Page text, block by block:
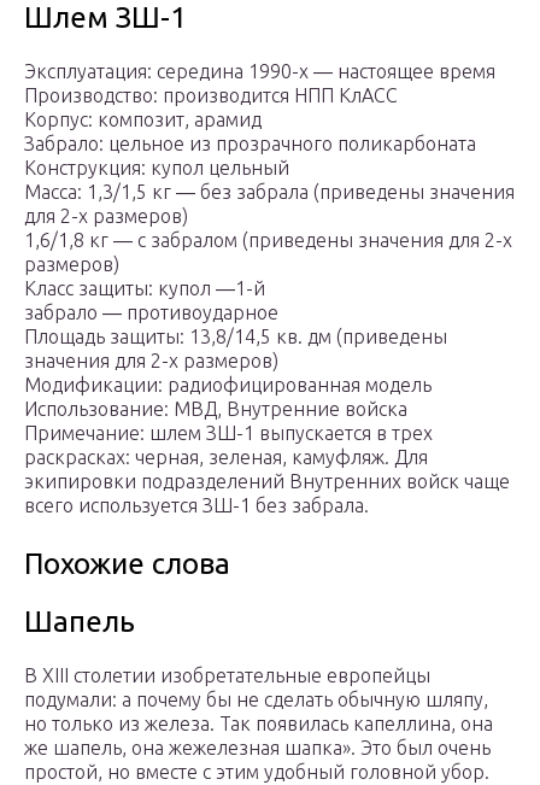
Шлем ЗШ-1
Эксплуатация: середина 1990-х ― настоящее время
Производство: производится НПП КлАСС
Корпус: композит, арамид
Забрало: цельное из прозрачного поликарбоната
Конструкция: купол цельный
Масса: 1,3/1,5 кг ― без забрала (приведены значения
для 2-х размеров)
1,6/1,8 кг ― с забралом (приведены значения для 2-х
размеров)
Класс защиты: купол ―1-й
забрало ― противоударное
Площадь защиты: 13,8/14,5 кв. дм (приведены
значения для 2-х размеров)
Модификации: радиофицированная модель
Использование: МВД, Внутренние войска
Примечание: шлем ЗШ-1 выпускается в трех
раскрасках: черная, зеленая, камуфляж. Для
экипировки подразделений Внутренних войск чаще
всего используется ЗШ-1 без забрала.
Похожие слова
Шапель
В XIII столетии изобретательные европейцы
подумали: а почему бы не сделать обычную шляпу,
но только из железа. Так появилась капеллина, она
же шапель, она жежелезная шапка». Это был очень
простой, но вместе с этим удобный головной убор.